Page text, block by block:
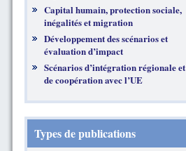
Capital humain, protection sociale,
inégalités et migration
Développement des scénarios et
évaluation d’impact
Scénarios d’intégration régionale et
de coopération avec l’UE
Types de publications